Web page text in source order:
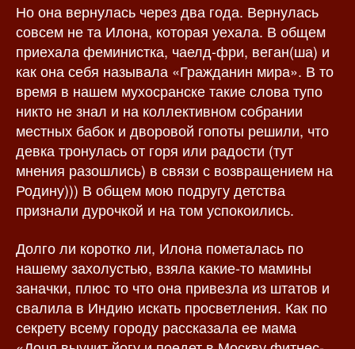
Но она вернулась через два года. Вернулась
совсем не та Илона, которая уехала. В общем
приехала феминистка, чаелд-фри, веган(ша) и
как она себя называла «Гражданин мира». В то
время в нашем мухосранске такие слова тупо
никто не знал и на коллективном собрании
местных бабок и дворовой гопоты решили, что
девка тронулась от горя или радости (тут
мнения разошлись) в связи с возвращением на
Родину))) В общем мою подругу детства
признали дурочкой и на том успокоились.
Долго ли коротко ли, Илона пометалась по
нашему захолустью, взяла какие-то мамины
заначки, плюс то что она привезла из штатов и
свалила в Индию искать просветления. Как по
секрету всему городу рассказала ее мама